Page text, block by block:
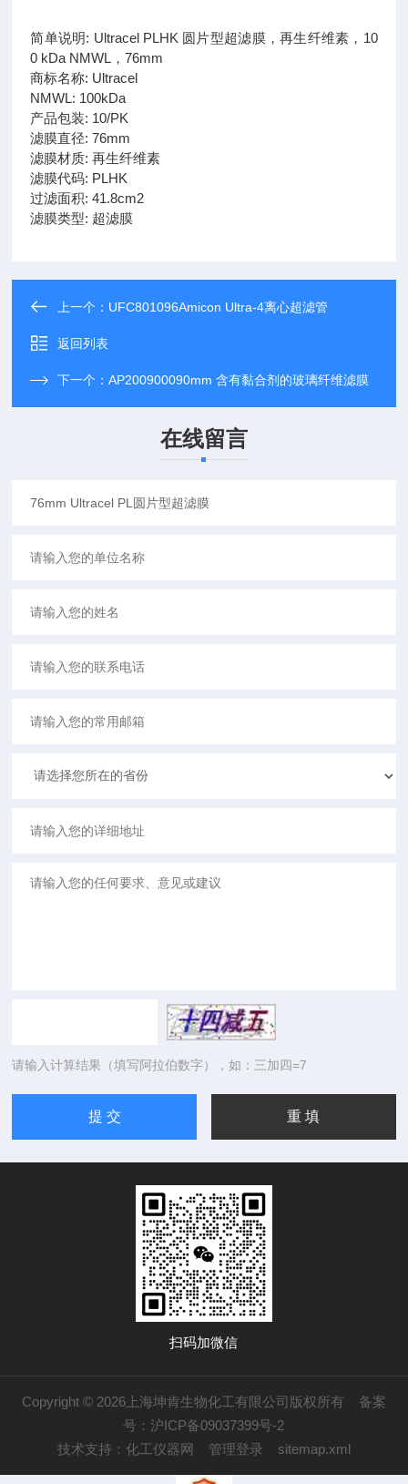
简单说明: Ultracel PLHK 圆片型超滤膜，再生纤维素，10
0 kDa NMWL，76mm
商标名称: Ultracel
NMWL: 100kDa
产品包装: 10/PK
滤膜直径: 76mm
滤膜材质: 再生纤维素
滤膜代码: PLHK
过滤面积: 41.8cm2
滤膜类型: 超滤膜
上一个： UFC801096Amicon Ultra-4离心超滤管
返回列表
下一个：AP200900090mm 含有黏合剂的玻璃纤维滤膜
在线留言
请输入计算结果（填写阿拉伯数字），如：三加四=7
扫码加微信
Copyright © 2026上海坤肯生物化工有限公司版权所有 备案
号：沪ICP备09037399号-2
技术支持： 化工仪器网 管理登录 sitemap.xml